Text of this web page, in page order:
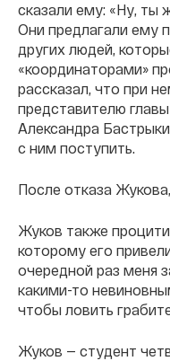
сказали ему: «Ну, ты
Они предлагали ему
других людей,
«координаторами»
рассказал, что при
представителю
Александра
с ним поступить.
После отказа
Жуков также
которому его
очередной раз меня
какими-то
чтобы ловить
Жуков — студент